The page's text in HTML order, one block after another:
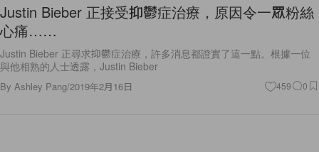
Justin Bieber 正接受抑鬱症治療，原因令一眾粉絲
心痛……
Justin Bieber 正尋求抑鬱症治療，許多消息都證實了這一點。根據一位
與他相熟的人士透露，Justin Bieber
By Ashley Pang/2019年2月16日 459 0